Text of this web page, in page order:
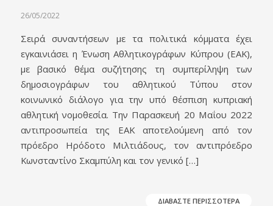
26/05/2022
Σειρά συναντήσεων με τα πολιτικά κόμματα έχει
εγκαινιάσει η Ένωση Αθλητικογράφων Κύπρου (ΕΑΚ),
με βασικό θέμα συζήτησης τη συμπερίληψη των
δημοσιογράφων του αθλητικού Τύπου στον
κοινωνικό διάλογο για την υπό θέσπιση κυπριακή
αθλητική νομοθεσία. Την Παρασκευή 20 Μαΐου 2022
αντιπροσωπεία της ΕΑΚ αποτελούμενη από τον
πρόεδρο Ηρόδοτο Μιλτιάδους, τον αντιπρόεδρο
Κωνσταντίνο Σκαμπύλη και τον γενικό […]
ΔΙΑΒΑΣΤΕ ΠΕΡΙΣΣΟΤΕΡΑ